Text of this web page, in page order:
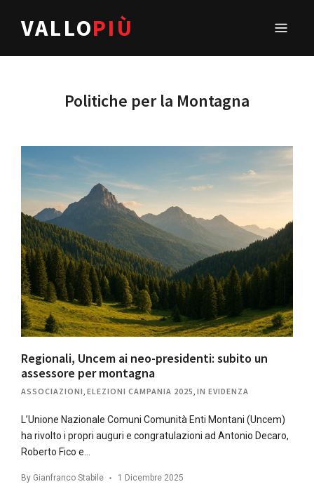
VALLOPIÙ
Politiche per la Montagna
Regionali, Uncem ai neo-presidenti: subito un
assessore per montagna
ASSOCIAZIONI ELEZIONI CAMPANIA 2025 IN EVIDENZA
L’Unione Nazionale Comuni Comunità Enti Montani (Uncem)
ha rivolto i propri auguri e congratulazioni ad Antonio Decaro,
Roberto Fico e…
By Gianfranco Stabile 1 Dicembre 2025